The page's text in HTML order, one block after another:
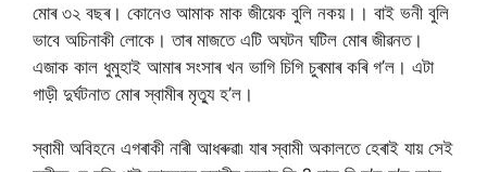
মোৰ ৩২ বছৰ। কোনেও আমাক মাক জীয়েক বুলি নকয়।। বাই ভনী বুলি
ভাবে অচিনাকী লোকে। তাৰ মাজতে এটি অঘটন ঘটিল মোৰ জীৱনত।
এজাক কাল ধুমুহাই আমাৰ সংসাৰ খন ভাগি চিগি চুৰমাৰ কৰি গ’ল। এটা
গাড়ী দুর্ঘটনাত মোৰ স্বামীৰ মৃত্যু হ’ল।
স্বামী অবিহনে এগৰাকী নাৰী আধৰুৱা৷ যাৰ স্বামী অকালতে হেৰাই যায় সেই